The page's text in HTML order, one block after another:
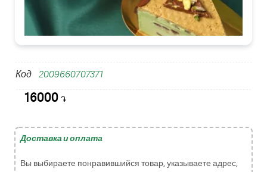
Код 2009660707371
16000 ֏
Доставка и оплата
Вы выбираете понравившийся товар, указываете адрес,